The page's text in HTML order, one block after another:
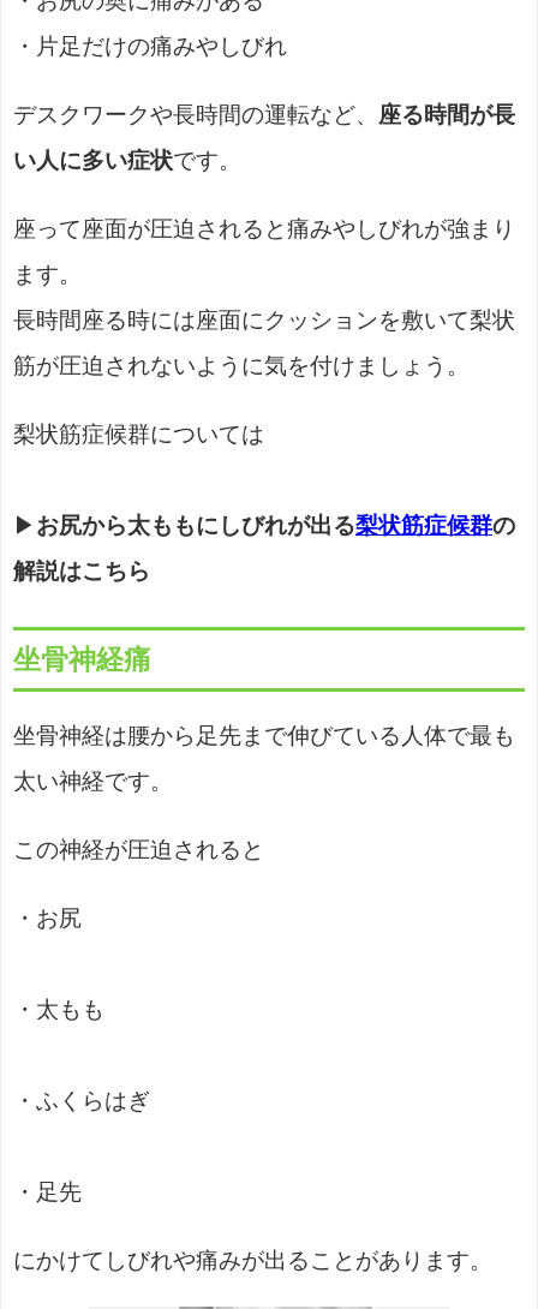
・片足だけの痛みやしびれ
デスクワークや長時間の運転など、
座る時間が長
い人に多い症状です。
座って座面が圧迫されると痛みやしびれが強まり
ます。
長時間座る時には座面にクッションを敷いて梨状
筋が圧迫されないように気を付けましょう。
梨状筋症候群については
▶ お尻から太ももにしびれが出る梨状筋症候群の
解説はこちら
坐骨神経痛
坐骨神経は腰から足先まで伸びている人体で最も
太い神経です。
この神経が圧迫されると
・お尻
・太もも
・ふくらはぎ
・足先
にかけてしびれや痛みが出ることがあります。